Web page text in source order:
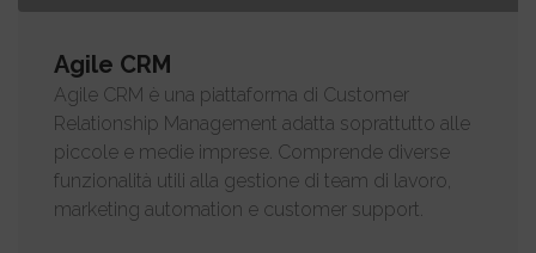
Agile CRM
Agile CRM è una piattaforma di Customer
Relationship Management adatta soprattutto alle
piccole e medie imprese. Comprende diverse
funzionalità utili alla gestione di team di lavoro,
marketing automation e customer support.